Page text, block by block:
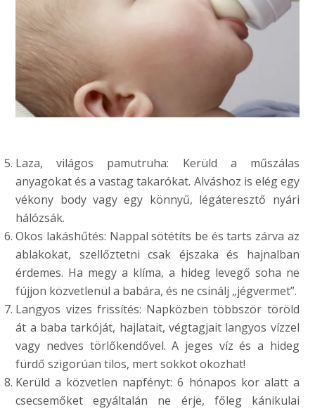
Laza, világos pamutruha: Kerüld a műszálas
anyagokat és a vastag takarókat. Alváshoz is elég egy
vékony body vagy egy könnyű, légáteresztő nyári
hálózsák.
Okos lakáshűtés: Nappal sötétíts be és tarts zárva az
ablakokat, szellőztetni csak éjszaka és hajnalban
érdemes. Ha megy a klíma, a hideg levegő soha ne
fújjon közvetlenül a babára, és ne csinálj „jégvermet”.
Langyos vizes frissítés: Napközben többször töröld
át a baba tarkóját, hajlatait, végtagjait langyos vízzel
vagy nedves törlőkendővel. A jeges víz és a hideg
fürdő szigorúan tilos, mert sokkot okozhat!
Kerüld a közvetlen napfényt: 6 hónapos kor alatt a
csecsemőket egyáltalán ne érje, főleg kánikulai